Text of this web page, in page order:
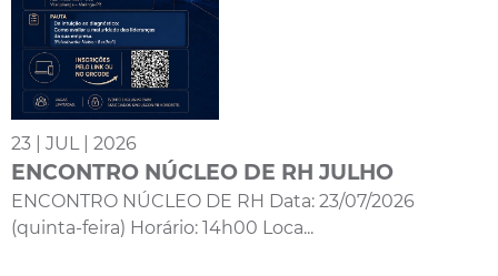
23 | JUL | 2026
ENCONTRO NÚCLEO DE RH JULHO
ENCONTRO NÚCLEO DE RH Data: 23/07/2026
(quinta-feira) Horário: 14h00 Loca...